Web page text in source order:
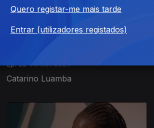
Ep. 33 08 out. 2025
Catarino Luamba
Quero registar-me mais tarde
Entrar (utilizadores registados)